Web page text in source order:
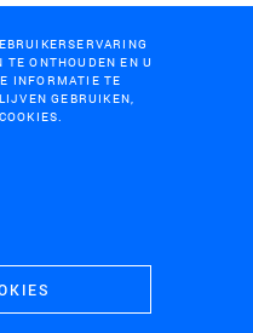
TE ONTHOUDEN EN U
INFORMATIE TE
GEBRUIKEN,